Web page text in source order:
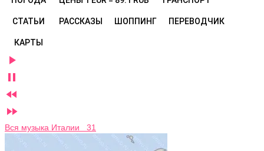
СТАТЬИ РАССКАЗЫ ШОППИНГ ПЕРЕВОДЧИК
КАРТЫ




Вся музыка Италии 31